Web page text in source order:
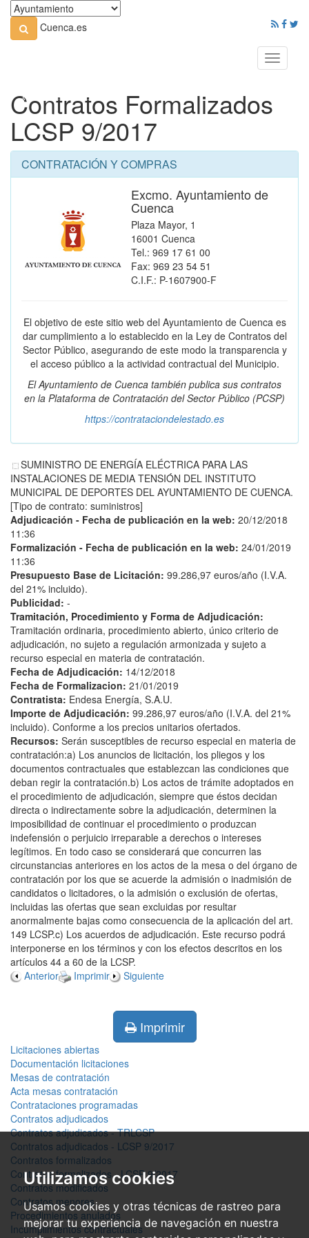
Utilizamos cookies
Usamos cookies y otras técnicas de rastreo para
mejorar tu experiencia de navegación en nuestra
Cuenca.es
Toggle
Contratos Formalizados
LCSP 9/2017
CONTRATACIÓN Y COMPRAS
Excmo. Ayuntamiento de
Cuenca
Plaza Mayor, 1
16001 Cuenca
Tel.: 969 17 61 00
Fax: 969 23 54 51
C.I.F.: P-1607900-F
El objetivo de este sitio web del Ayuntamiento de Cuenca es
dar cumplimiento a lo establecido en la Ley de Contratos del
Sector Público, asegurando de este modo la transparencia y
el acceso público a la actividad contractual del Municipio.
El Ayuntamiento de Cuenca también publica sus contratos
en la Plataforma de Contratación del Sector Público (PCSP)
https://contrataciondelestado.es
SUMINISTRO DE ENERGÍA ELÉCTRICA PARA LAS
INSTALACIONES DE MEDIA TENSIÓN DEL INSTITUTO
MUNICIPAL DE DEPORTES DEL AYUNTAMIENTO DE CUENCA.
[Tipo de contrato: suministros]
Adjudicación - Fecha de publicación en la web: 20/12/2018
11:36
Formalización - Fecha de publicación en la web: 24/01/2019
11:36
Presupuesto Base de Licitación: 99.286,97 euros/año (I.V.A.
del 21% incluido).
Publicidad: -
Tramitación, Procedimiento y Forma de Adjudicación:
Tramitación ordinaria, procedimiento abierto, único criterio de
adjudicación, no sujeto a regulación armonizada y sujeto a
recurso especial en materia de contratación.
Fecha de Adjudicación: 14/12/2018
Fecha de Formalizacion: 21/01/2019
Contratista: Endesa Energía, S.A.U.
Importe de Adjudicación: 99.286,97 euros/año (I.V.A. del 21%
incluido). Conforme a los precios unitarios ofertados.
Recursos: Serán susceptibles de recurso especial en materia de
contratación:a) Los anuncios de licitación, los pliegos y los
documentos contractuales que establezcan las condiciones que
deban regir la contratación.b) Los actos de trámite adoptados en
el procedimiento de adjudicación, siempre que éstos decidan
directa o indirectamente sobre la adjudicación, determinen la
imposibilidad de continuar el procedimiento o produzcan
indefensión o perjuicio irreparable a derechos o intereses
legítimos. En todo caso se considerará que concurren las
circunstancias anteriores en los actos de la mesa o del órgano de
contratación por los que se acuerde la admisión o inadmisión de
candidatos o licitadores, o la admisión o exclusión de ofertas,
incluidas las ofertas que sean excluidas por resultar
anormalmente bajas como consecuencia de la aplicación del art.
149 LCSP.c) Los acuerdos de adjudicación. Este recurso podrá
interponerse en los términos y con los efectos descritos en los
artículos 44 a 60 de la LCSP.
Anterior
Imprimir Siguiente
Imprimir
Licitaciones abiertas
Documentación licitaciones
Mesas de contratación
Acta mesas contratación
Contrataciones programadas
Contratos adjudicados
Contratos adjudicados - TRLCSP
Contratos adjudicados - LCSP 9/2017
Contratos formalizados
Contratos formalizados - LCSP 9/2017
Contratos modificados
Contratos menores
Procedimientos anulados
Incumplimientos contractuales